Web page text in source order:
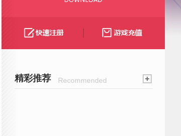
精彩推荐 Recommended